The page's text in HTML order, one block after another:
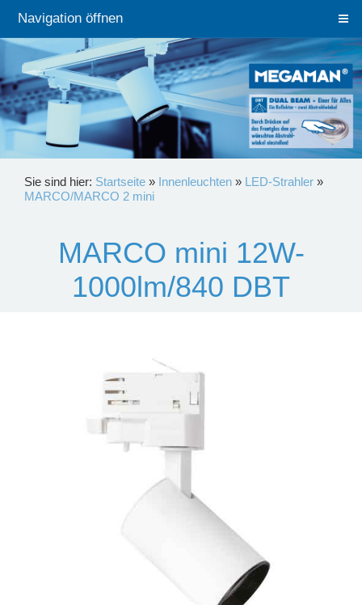
Navigation öffnen
Sie sind hier: Startseite » Innenleuchten » LED-Strahler »
MARCO/MARCO 2 mini
MARCO mini 12W-
1000lm/840 DBT